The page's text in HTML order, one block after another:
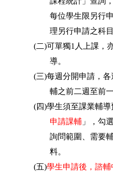
每位學生限另行
理另行申請之科
(二)可單獨1 人上課，
導。
(三)每週分開申請，
輔之前二週至前
(四)學生須至課業輔導
申請課輔 」，勾
詢問範圍、需要
料。
(五)學生申請後，諮輔